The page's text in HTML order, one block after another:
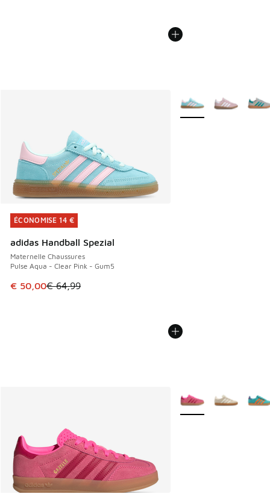
ÉCONOMISE 14 €
adidas Handball Spezial
Maternelle Chaussures
Pulse Aqua - Clear Pink - Gum5
Cet article est en promotion. Prix en baisse de € 64,99 à
€ 50,00€ 64,99
ÉCONOMISE 14 €
Plus de couleurs
Plus de couleurs